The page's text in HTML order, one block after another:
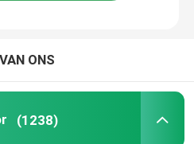
ONS
(1238)